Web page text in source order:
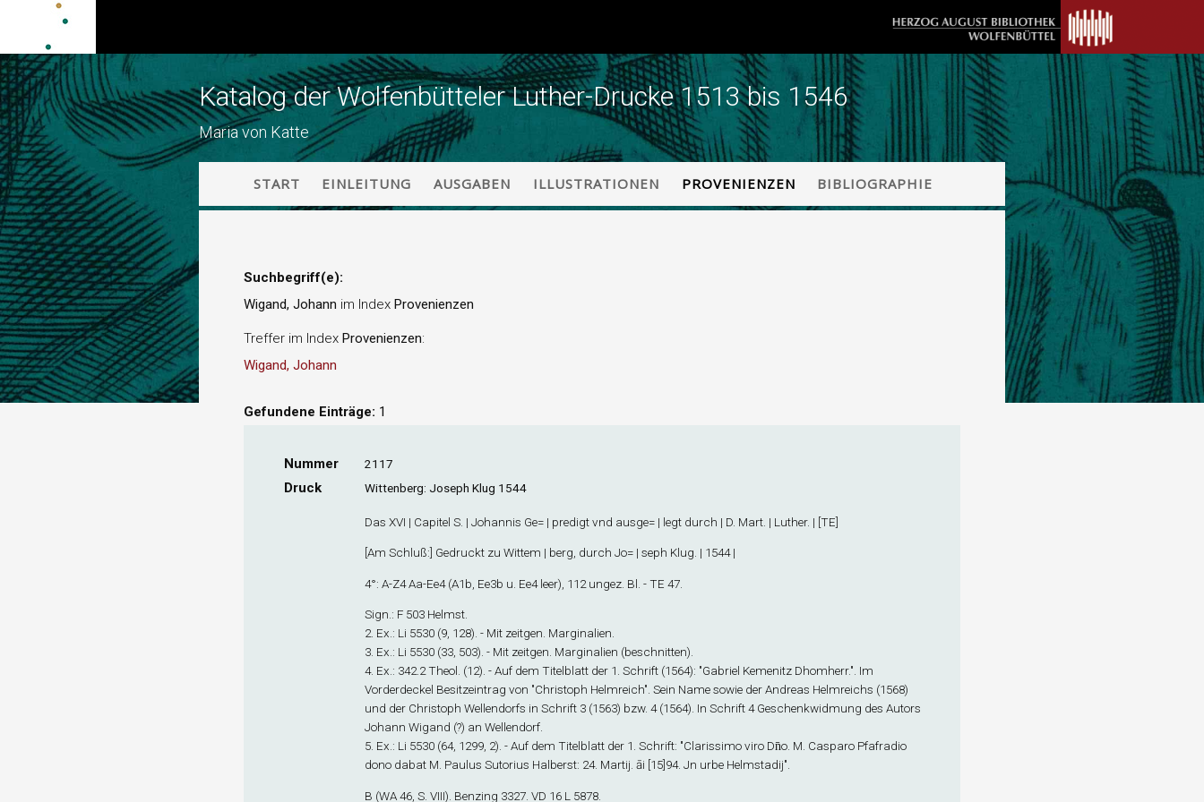
Katalog der Wolfenbütteler Luther-Drucke 1513 bis 1546
Maria von Katte
START EINLEITUNG AUSGABEN ILLUSTRATIONEN PROVENIENZEN BIBLIOGRAPHIE
Suchbegriff(e):
Wigand, Johann im Index Provenienzen
Treffer im Index Provenienzen:
Wigand, Johann
Gefundene Einträge: 1
Nummer 2117
Druck Wittenberg: Joseph Klug 1544
Das XVI | Capitel S. | Johannis Ge= | predigt vnd ausge= | legt durch | D. Mart. | Luther. | [TE]
[Am Schluß:] Gedruckt zu Wittem | berg, durch Jo= | seph Klug. | 1544 |
4°: A-Z4Aa-Ee4(A1b , Ee3b u. Ee4 leer), 112 ungez. Bl. - TE 47.
Sign .: F 503 Helmst.
2. Ex .: Li 5530 (9, 128). - Mit zeitgen. Marginalien.
3. Ex .: Li 5530 (33, 503). - Mit zeitgen. Marginalien (beschnitten).
4. Ex .: 342.2 Theol. (12). - Auf dem Titelblatt der 1. Schrift (1564): "Gabriel Kemenitz Dhomherr.". Im
Vorderdeckel Besitzeintrag von "Christoph Helmreich". Sein Name sowie der Andreas Helmreichs (1568)
und der Christoph Wellendorfs in Schrift 3 (1563) bzw. 4 (1564). In Schrift 4 Geschenkwidmung des Autors
Johann Wigand (?) an Wellendorf.
5. Ex .: Li 5530 (64, 1299, 2). - Auf dem Titelblatt der 1. Schrift: "Clarissimo viro Dn̄o. M. Casparo Pfafradio
dono dabat M. Paulus Sutorius Halberst: 24. Martij. āi [15]94. Jn urbe Helmstadij".
B (WA 46, S. VIII). Benzing 3327. VD 16 L 5878.